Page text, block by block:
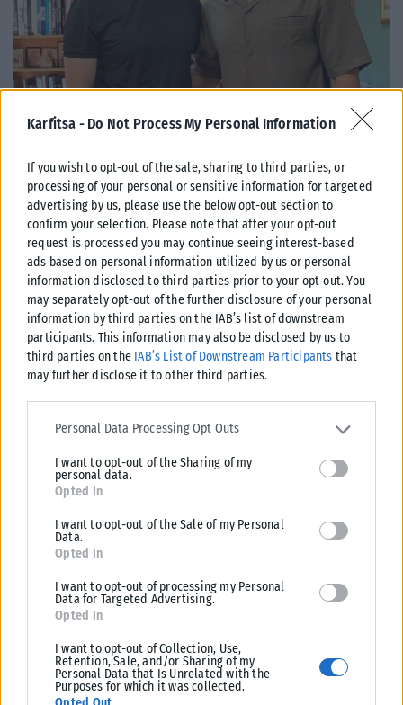
Karfitsa - Do Not Process My Personal Information
If you wish to opt-out of the sale, sharing to third parties, or
processing of your personal or sensitive information for targeted
advertising by us, please use the below opt-out section to
confirm your selection. Please note that after your opt-out
request is processed you may continue seeing interest-based
ads based on personal information utilized by us or personal
information disclosed to third parties prior to your opt-out. You
may separately opt-out of the further disclosure of your personal
information by third parties on the IAB’s list of downstream
participants. This information may also be disclosed by us to
third parties on the IAB’s List of Downstream Participants that
may further disclose it to other third parties.
Please note that this website/app uses one or more Google
services and may gather and store information including but not
deny consent to Google and its third-party tags to use your data
for below specified purposes in below Google consent section.
Personal Data Processing Opt Outs
I want to opt-out of the Sharing of my
personal data.
Opted In
I want to opt-out of the Sale of my Personal
Data.
Opted In
I want to opt-out of processing my Personal
Data for Targeted Advertising.
Opted In
I want to opt-out of Collection, Use,
Retention, Sale, and/or Sharing of my
Personal Data that Is Unrelated with the
Purposes for which it was collected.
ΠΑΡΑΠΟΛΙΤΙΚΆ
Ένας παγκόσμιος πρωταθλητής στο πλευρό του Δ.Ασλανίδη
Μια συμπόρευση που έχει «άρωμα» πρωταθλητή πέτυχε ο δήμαρχος
Παύλου Μελά, Δημήτρης Ασλανίδης. Τι κι αν οι δημοτικές εκλογές
αργούν...
ΑΝΑΡΤΉΘΗΚΕ ΑΠΌΒΟΎΛΑ ΑΛΜΑΛΙΏΤΗ 31/07/2026